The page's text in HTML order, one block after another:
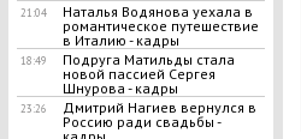
21:04
Наталья Водянова уехала в
романтическое путешествие
в Италию - кадры
18:49
Подруга Матильды стала
новой пассией Сергея
Шнурова - кадры
23:26
Дмитрий Нагиев вернулся в
Россию ради свадьбы -